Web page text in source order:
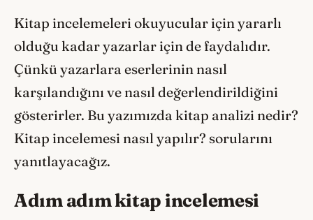
Kitap incelemeleri okuyucular için yararlı
olduğu kadar yazarlar için de faydalıdır.
Çünkü yazarlara eserlerinin nasıl
karşılandığını ve nasıl değerlendirildiğini
gösterirler. Bu yazımızda kitap analizi nedir?
Kitap incelemesi nasıl yapılır? sorularını
yanıtlayacağız.
Adım adım kitap incelemesi